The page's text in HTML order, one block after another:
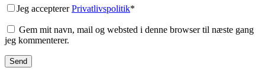
Jeg acceptererPrivatlivspolitik*
Gem mit navn, mail og websted i denne browser til næste gang
jeg kommenterer.
Send